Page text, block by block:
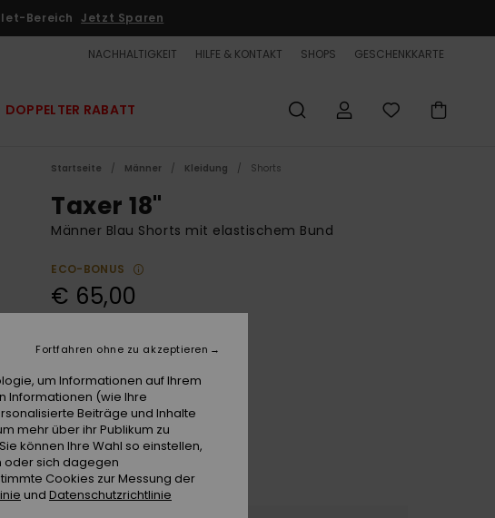
Bereich Jetzt Sparen
NACHHALTIGKEIT HILFE & KONTAKT SHOPS GESCHENKKARTE
DOPPELTER RABATT
Startseite Männer Kleidung Shorts
Taxer 18"
Männer Blau Shorts mit elastischem Bund
ECO-BONUS
€ 65,00
Snorkel Blue Sunset Song
um Informationen auf Ihrem
Informationen (wie Ihre
Beiträge und Inhalte
mehr über ihr Publikum zu
können Ihre Wahl so einstellen,
oder sich dagegen
Cookies zur Messung der
und Datenschutzrichtlinie
Fortfahren ohne zu akzeptieren